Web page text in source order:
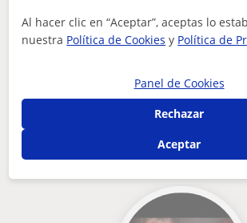
Tus clases particulares
Lengua Castellana y
Albacete
Otros profesores de Lengua
Literatura en Albacete que
interesarte
Al hacer clic en “Aceptar”, aceptas lo
nuestra Política de Cookies y Política de
Panel de Cookies
Rechazar
Aceptar